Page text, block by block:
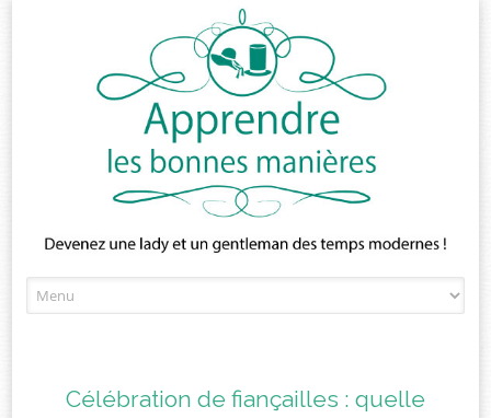
to
Célébration de fiançailles : quelle